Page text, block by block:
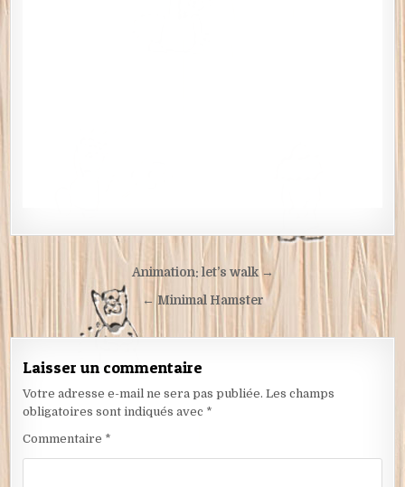
Navigation
de
l’article
Animation: let’s walk →
← Minimal Hamster
Laisser un commentaire
Votre adresse e-mail ne sera pas publiée. Les champs
obligatoires sont indiqués avec *
Commentaire *